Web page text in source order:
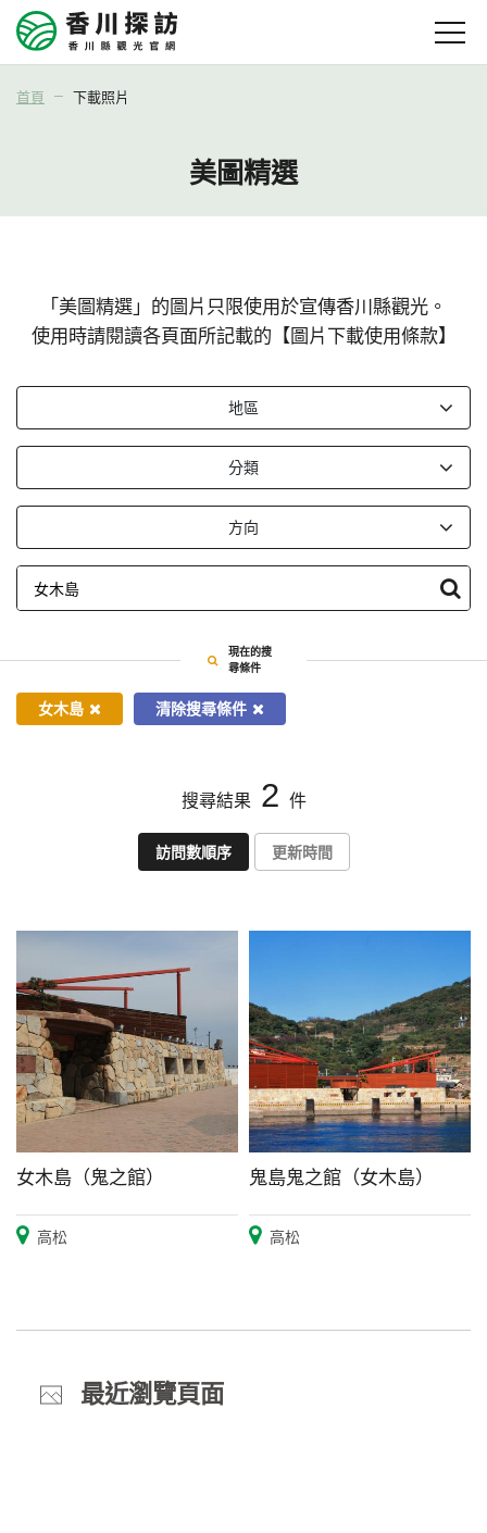
首頁 下載照片
美圖精選
「美圖精選」的圖片只限使用於宣傳香川縣觀光。
使用時請閱讀各頁面所記載的【圖片下載使用條款】
地區
分類
方向
依
定
件
尋
現在的搜
尋條件
女木島 清除搜尋條件
搜尋結果 2 件
訪問數順序 更新時間
女木島（鬼之館）
高松
鬼島鬼之館（女木島）
高松
最近瀏覽頁面